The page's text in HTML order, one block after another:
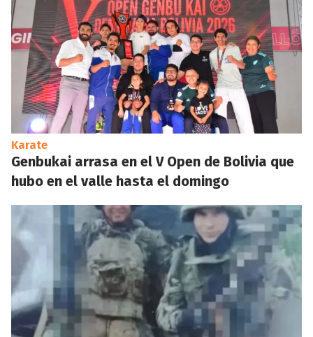
Karate
Genbukai arrasa en el V Open de Bolivia que
hubo en el valle hasta el domingo